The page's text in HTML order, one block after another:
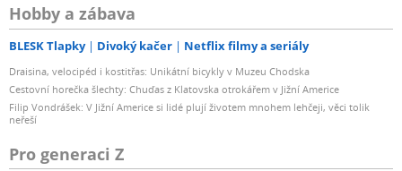
Hobby a zábava
BLESK Tlapky Divoký kačer Netflix filmy a seriály
Draisina, velocipéd i kostitřas: Unikátní bicykly v Muzeu Chodska
Cestovní horečka šlechty: Chuďas z Klatovska otrokářem v Jižní Americe
Filip Vondrášek: V Jižní Americe si lidé plují životem mnohem lehčeji, věci tolik
neřeší
Pro generaci Z